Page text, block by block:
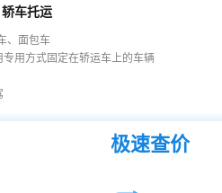
轿车托运
、面包车
用方式固定在轿运车上的车辆
极速查价